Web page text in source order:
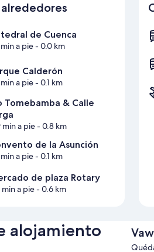
de Cuenca
min a pie- 0.0 km
Calderón
min a pie- 0.1 km
Tomebamba & Calle
min a pie- 0.8 km
de la Asunción
min a pie- 0.1 km
de plaza Rotary
min a pie- 0.6 km
alojamiento